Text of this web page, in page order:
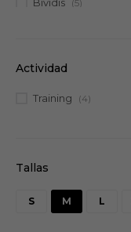
(5)
S M L
Actividad
Training (4)